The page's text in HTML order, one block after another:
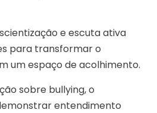
e escuta ativa
para transformar o
um espaço de acolhimento.
sobre bullying, o
entendimento